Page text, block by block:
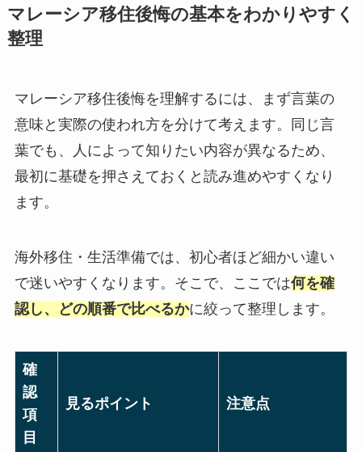
マレーシア移住後悔の基本をわかりやすく
整理
マレーシア移住後悔を理解するには、まず言葉の
意味と実際の使われ方を分けて考えます。同じ言
葉でも、人によって知りたい内容が異なるため、
最初に基礎を押さえておくと読み進めやすくなり
ます。
海外移住・生活準備では、初心者ほど細かい違い
で迷いやすくなります。そこで、ここでは何を確
認し、どの順番で比べるかに絞って整理します。
確
認
項
目
見るポイント 注意点